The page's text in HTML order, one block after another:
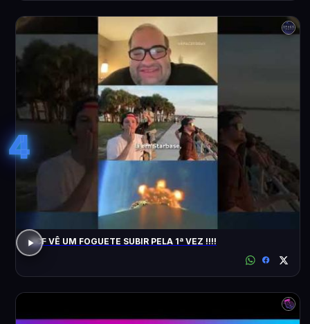
4
ACF VÊ UM FOGUETE SUBIR PELA 1ª VEZ !!!!